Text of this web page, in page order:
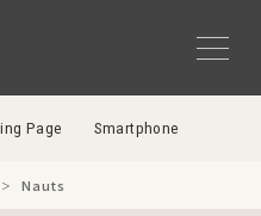
Page Smartphone
Nauts